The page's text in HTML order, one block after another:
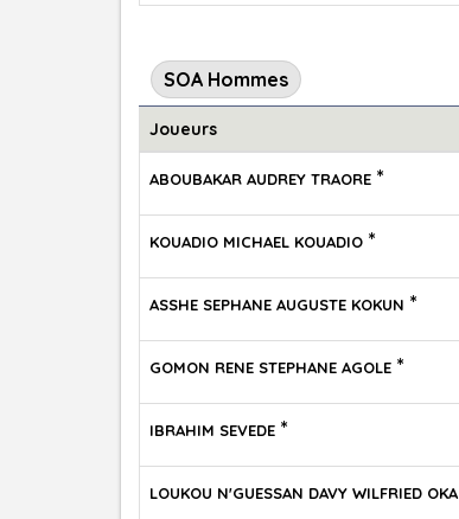
SOA Hommes
Joueurs
ABOUBAKAR AUDREY TRAORE *
KOUADIO MICHAEL KOUADIO *
ASSHE SEPHANE AUGUSTE KOKUN *
GOMON RENE STEPHANE AGOLE *
IBRAHIM SEVEDE *
LOUKOU N'GUESSAN DAVY WILFRIED OKA